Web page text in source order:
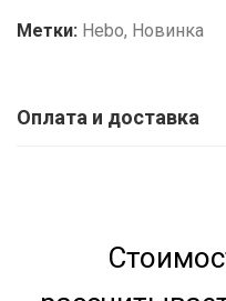
Метки: Hebo, Новинка
Оплата и доставка